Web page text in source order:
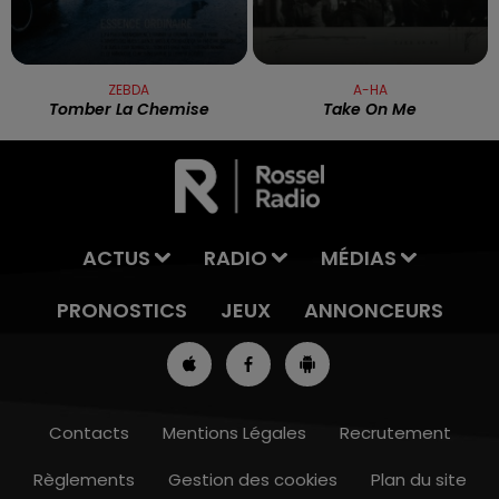
13h00 - 16h00
ZEBDA
Tomber La Chemise
A-HA
Take On Me
ACTUS RADIO
MÉDIAS
PRONOSTICS
JEUX ANNONCEURS
Contacts Mentions Légales
Recrutement
Règlements
Gestion des cookies Plan du site